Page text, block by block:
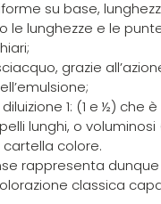
su base,
le lunghezze e le
grazie
1: (1 e ½) che
lunghi, o
colore.
rappresenta
classica